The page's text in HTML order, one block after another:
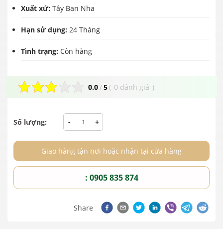
Xuất xứ: Tây Ban Nha
Hạn sử dụng: 24 Tháng
Tình trạng: Còn hàng
0.0 /5( 0 đánh giá )
Số lượng: - +
Giao hàng tận nơi hoặc nhận tại cửa hàng
: 0905 835 874
Share